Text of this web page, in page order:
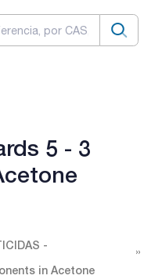
5 - 3
-
in Acetone